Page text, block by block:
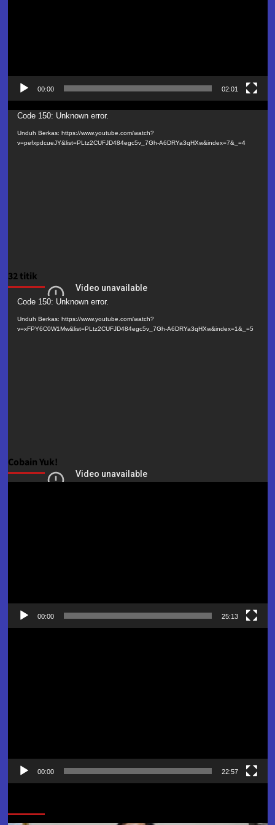
00:00 02:01
Pemutar
Video
Code 150: Unknown error.
Unduh Berkas: https://www.youtube.com/watch?
v=pefxpdcueJY&list=PLtz2CUFJD484egc5v_7Gh-A6DRYa3qHXw&index=7&_=4
32 titik
Pemutar
Video
Code 150: Unknown error.
Unduh Berkas: https://www.youtube.com/watch?
v=xFPY6C0W1Mw&list=PLtz2CUFJD484egc5v_7Gh-A6DRYa3qHXw&index=1&_=5
Cobain Yuk!
00:00 25:13
00:00 22:57